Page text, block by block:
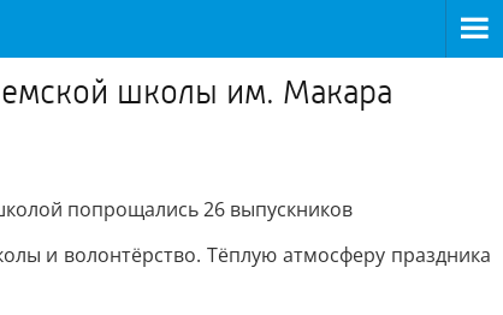
школы им. Макара
попрощались 26 выпускников
и волонтёрство. Тёплую атмосферу праздника